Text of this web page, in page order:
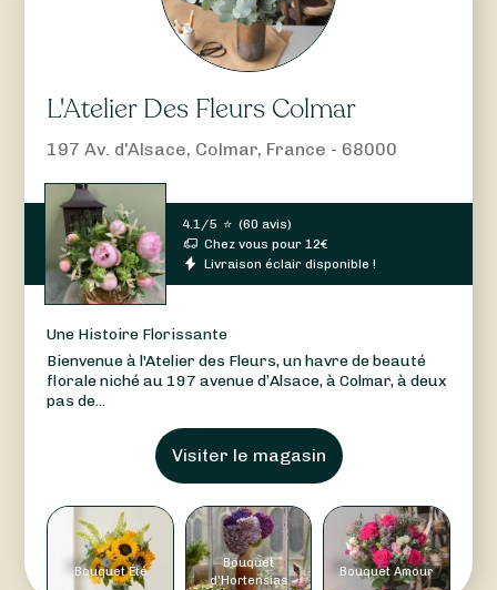
L'Atelier Des Fleurs Colmar
197 Av. d'Alsace, Colmar, France - 68000
4.1/5 ⭐ (60 avis)
Chez vous pour12€
Livraison éclair disponible !
Une Histoire Florissante
Bienvenue à l'Atelier des Fleurs, un havre de beauté
florale niché au 197 avenue d’Alsace, à Colmar, à deux
pas de...
Visiter le magasin
Bouquet Été
Bouquet
d'Hortensias
Bouquet Amour